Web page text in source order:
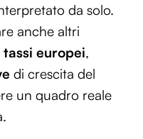
da solo.
anche altri
tassi europei,
di crescita del
un quadro reale